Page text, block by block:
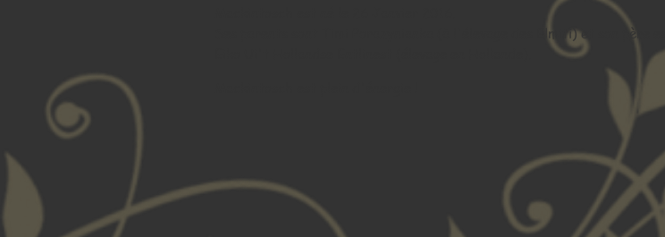
Ses parents sont Timi Porazynianka (à l'élevage des Elmiti) et son père est